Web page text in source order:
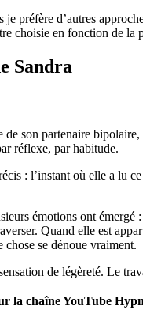
préfère d’autres
choisie en fonction de la
Sandra
son partenaire
réflexe, par habitude.
: l’instant où elle a lu
émotions ont
Quand elle est
chose se dénoue vraiment.
de légèreté. Le
la chaîne YouTube